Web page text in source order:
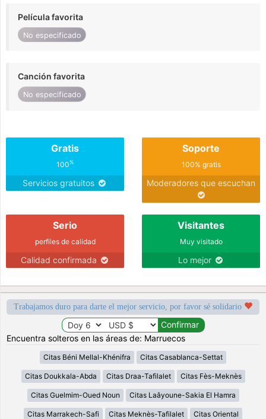
Película favorita
No especificado
Canción favorita
No especificado
Gratis
100%
Servicios gratuitos
Soporte
100% gratis
Moderadores que escuchan
Serio
perfiles de calidad
Calidad confirmada
Visitantes
Muy visitado
Lo mejor
Trabajamos duro para darte el mejor servicio, por favor sé solidario
Encuentra solteros en las áreas de: Marruecos
Citas Béni Mellal-Khénifra Citas Casablanca-Settat
Citas Doukkala-Abda Citas Draa-Tafilalet Citas Fès-Meknès
Citas Guelmim-Oued Noun Citas Laâyoune-Sakia El Hamra
Citas Marrakech-Safi Citas Meknès-Tafilalet Citas Oriental